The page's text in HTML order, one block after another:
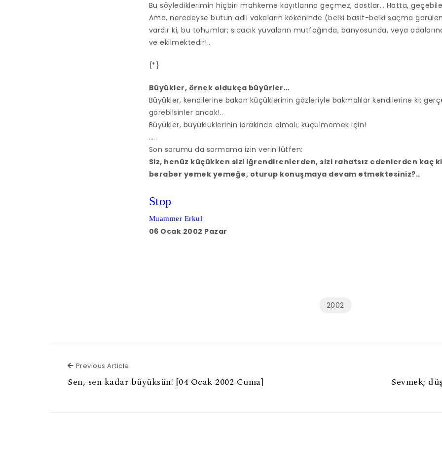
Bu söylediklerimin hiçbiri mahkeme kayıtlarına geçmez, dostlar… Hatta,
Ama, neredeyse bütün adli vakaların kökeninde (belki basit-belki saçma
vardır ki, bu tohumlar; sıcacık yuvaların mutfağında, banyosunda, veya
ve ekilmektedir!..
{*}
Büyükler, örnek oldukça büyürler…
Büyükler, kendilerine bakan küçüklerinin gözleriyle bakmalılar kendilerine ki;
görebilsinler ancak!..
Büyükler, büyüklüklerinin idrakinde olmalı; küçülmemek için!
…..
Son sorumu da sormama izin verin lütfen:
Siz, henüz küçükken sizi iğrendirenlerden, sizi rahatsız edenlerden kaç
beraber yemek yemeğe, oturup konuşmaya devam etmektesiniz?..
Stop
Muammer Erkul
06 Ocak 2002 Pazar
2002
Previous Article
Sen, sen kadar büyüksün! [04 Ocak 2002 Cuma] Sevmek;